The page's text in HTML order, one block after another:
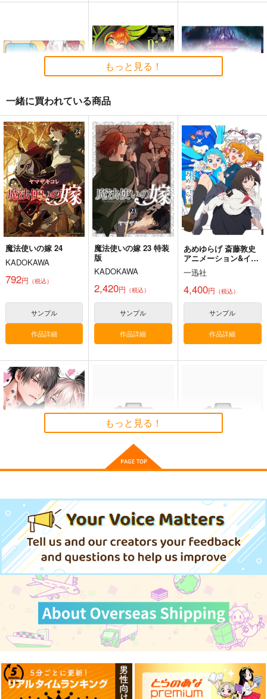
ホロライブ・ICステッ
カー（百鬼あやめ2）
G.G.W
330円（税込）
百鬼あやめ
サンプル
作品詳細
J-NERATION 9
J-NERATION
1,650 円（税込）
サンプル
作品詳細
八重の妖泉華３
AIHISNA
1,320円（税込）
サンプル
作品詳細
Earthback - Hommar
ju
Hommarju
作品詳細
Diverse System
1,980 （税込）
サンプル
作品詳細
Qwerty
作品詳細
べびきた！２
スルメロケット
110円（税込）
鬼太郎
サンプル
もっと見る！
一緒に買われている商品
魔法使いの嫁 24
KADOKAWA
792円 （税込）
サンプル
作品詳細
魔法使いの嫁 23 特装
版
KADOKAWA
2,420円 （税込）
サンプル
作品詳細
あめゆらげ 斎藤敦史
アニメーション&イラ
ストワークス
一迅社
4,400円 （税込）
サンプル
作品詳細
きたい
フロンティアワークス
858円（税込）
サンプル
作品詳細
ストリー（うるし原智
志セルワークス）
フロンティアワークス
サンプル
ストリー（うるし原智
志 画集 -
GLOSS & SHADOW-
フロンティアワークス
1,870 円（税込）
サンプル
もっと見る！